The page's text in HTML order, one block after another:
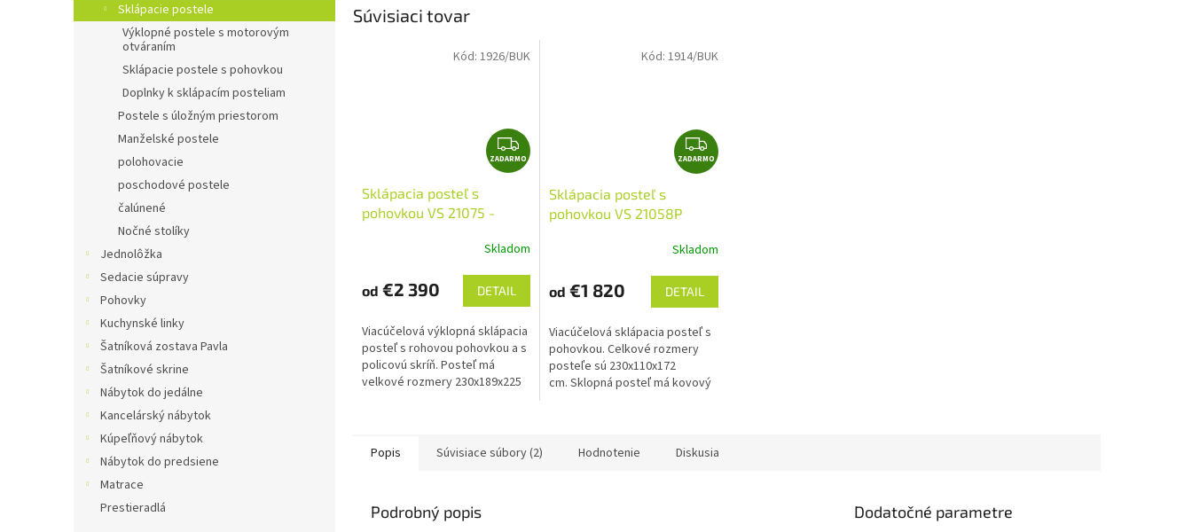
Sklápacie postele
Výklopné postele s motorovým
otváraním
Sklápacie postele s pohovkou
Doplnky k sklápacím posteliam
Postele s úložným priestorom
Manželské postele
polohovacie
poschodové postele
čalúnené
Nočné stolíky
Jednolôžka
Sedacie súpravy
Pohovky
Kuchynské linky
Šatníková zostava Pavla
Šatníkové skrine
Nábytok do jedálne
Kancelárský nábytok
Kúpeľňový nábytok
Nábytok do predsiene
Matrace
Prestieradlá
M
O
Súvisiaci tovar
Z
A
M
O
ZADARMO
Sklápacia posteľ s
pohovkou VS 21075 -
produktu
je
z
5
hviezdičiek.
Skladom
od €2 390 DETAIL
Viacúčelová výklopná sklápacia
posteľ s rohovou pohovkou a s
policovú skríň. Posteľ má
velkové rozmery 230x189x225
Kód: 1926/BUK
Z
A
M
O
ZADARMO
Sklápacia posteľ s
pohovkou VS 21058P
produktu
je
z
5
hviezdičiek.
Skladom
od €1 820 DETAIL
Viacúčelová sklápacia posteľ s
pohovkou. Celkové rozmery
posteľe sú 230x110x172
cm. Sklopná posteľ má kovový
Kód: 1914/BUK
Popis Súvisiace súbory (2) Hodnotenie Diskusia
Podrobný popis Dodatočné parametre